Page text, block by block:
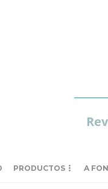
PRODUCTOS A